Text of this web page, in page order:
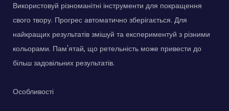
Використовуй різноманітні інструменти для покращення
свого твору. Прогрес автоматично зберігається. Для
найкращих результатів змішуй та експериментуй з різними
кольорами. Пам'ятай, що ретельність може привести до
більш задовільних результатів.
Особливості